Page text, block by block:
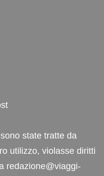
state tratte da
utilizzo, violasse diritti
redazione@viaggi-